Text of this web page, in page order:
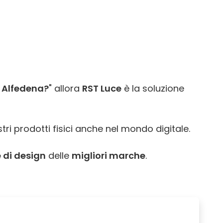
" allora RST Luce è la soluzione
prodotti fisici anche nel mondo digitale.
design delle migliori marche.